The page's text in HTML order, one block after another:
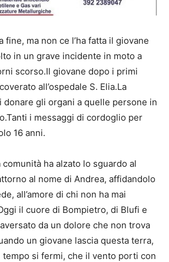
fine, ma non ce l’ha fatta il giovane
in un grave incidente in moto a
scorso.Il giovane dopo i primi
all’ospedale S. Elia.La
donare gli organi a quelle persone in
i messaggi di cordoglio per
16 anni.
comunità ha alzato lo sguardo al
al nome di Andrea, affidandolo
all’amore di chi non ha mai
il cuore di Bompietro, di Blufi e
da un dolore che non trova
un giovane lascia questa terra,
tempo si fermi, che il vento porti con